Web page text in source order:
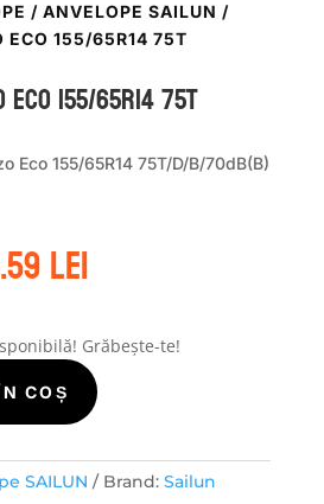
/ ANVELOPE SAILUN /
ECO 155/65R14 75T
155/65R14 75T
Eco 155/65R14 75T/D/B/70dB(B)
lei.
leiPrețul
curent
148.59 lei.
Grăbește-te!
COȘ
SAILUN Brand: Sailun